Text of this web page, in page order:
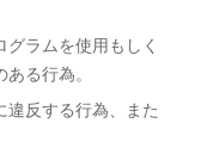
ラムを使用もしく
る行為。
違反する行為、また